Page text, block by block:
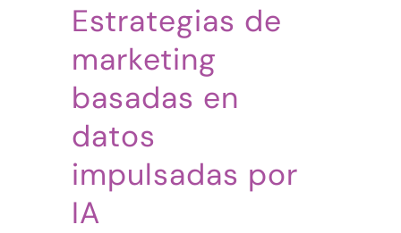
Estrategias de
marketing
basadas en
datos
impulsadas por
IA